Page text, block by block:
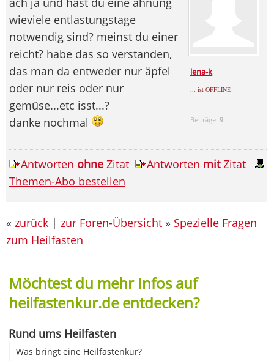
lena-k
... ist OFFLINE
Beiträge:9
wieviele entlastungstage
notwendig sind? meinst du einer
reicht? habe das so verstanden,
das man da entweder nur äpfel
oder nur reis oder nur
gemüse...etc isst...?
danke nochmal
Antworten ohne Zitat Antworten mitZitat
Themen-Abo bestellen
« zurück | zur Foren-Übersicht » Spezielle Fragen
zum Heilfasten
Möchtest du mehr Infos auf
heilfastenkur.de entdecken?
Rund ums Heilfasten
Was bringt eine Heilfastenkur?